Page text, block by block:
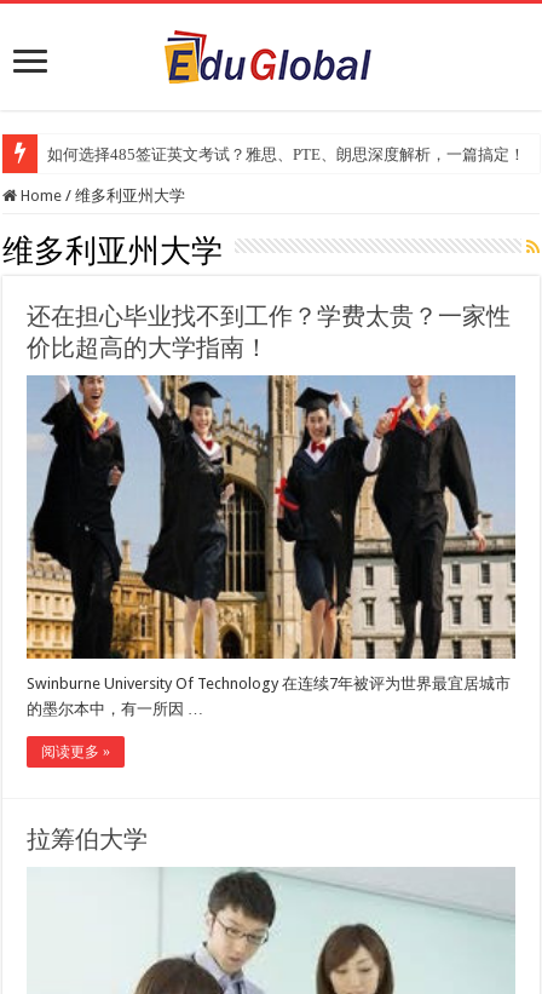
如何选择485签证英文考试？雅思、PTE、朗思深度解析，一篇搞定！
Home / 维多利亚州大学
维多利亚州大学
还在担心毕业找不到工作？学费太贵？一家性
价比超高的大学指南！
Swinburne University Of Technology 在连续7年被评为世界最宜居城市
的墨尔本中，有一所因 …
阅读更多 »
拉筹伯大学